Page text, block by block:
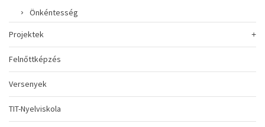
Önkéntesség
Projektek
Felnőttképzés
Versenyek
TIT-Nyelviskola